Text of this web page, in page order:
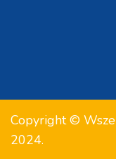
Copyright ©
2024.